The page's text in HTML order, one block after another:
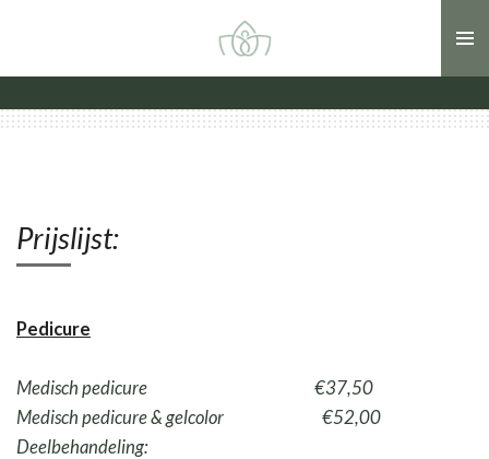
naar
de
Prijslijst:
Pedicure
Medisch pedicure
€37,50
Medisch pedicure & gelcolor €52,00
Deelbehandeling: